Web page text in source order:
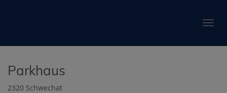
Parkhaus
2320 Schwechat